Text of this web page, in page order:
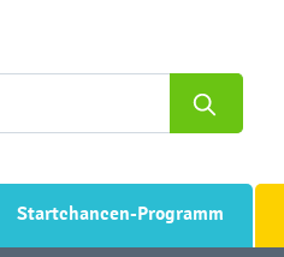
Startchancen-Programm